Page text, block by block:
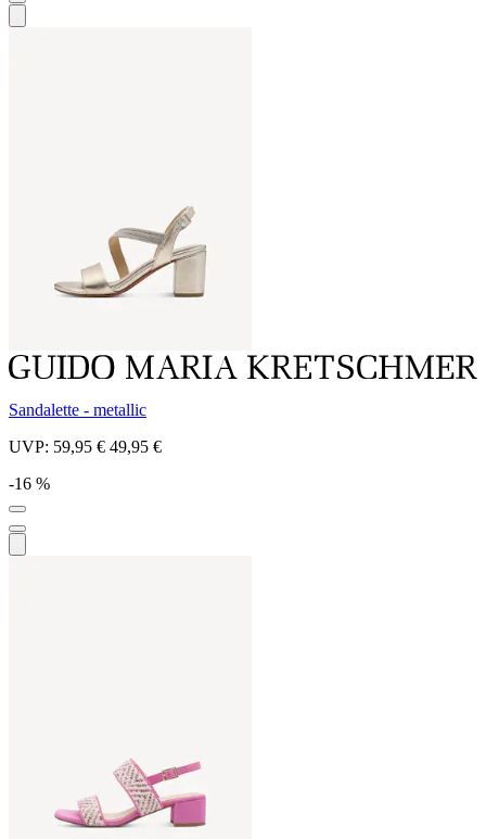
Sandalette - metallic
UVP: 59,95 € 49,95 €
-16 %